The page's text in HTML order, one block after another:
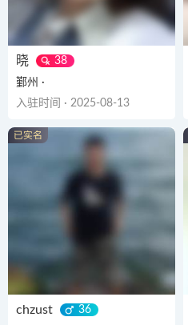
晓
38
鄞州 ·
入驻时间 · 2025-08-13
chzust
36